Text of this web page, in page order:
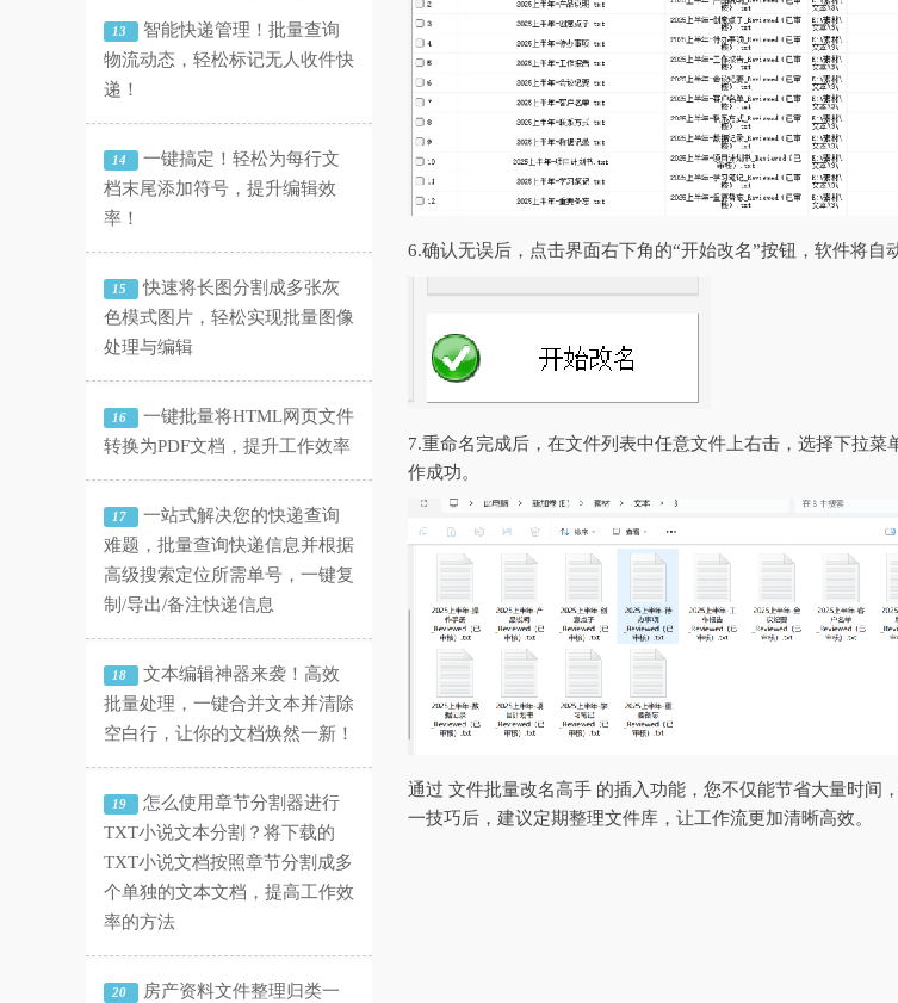
13
智能快递管理！批量查询
物流动态，轻松标记无人收件快
递！
14
一键搞定！轻松为每行文
档末尾添加符号，提升编辑效
率！
15
快速将长图分割成多张灰
色模式图片，轻松实现批量图像
处理与编辑
16
一键批量将HTML网页文件
转换为PDF文档，提升工作效率
17
一站式解决您的快递查询
难题，批量查询快递信息并根据
高级搜索定位所需单号，一键复
制/导出/备注快递信息
18
文本编辑神器来袭！高效
批量处理，一键合并文本并清除
空白行，让你的文档焕然一新！
19
怎么使用章节分割器进行
TXT小说文本分割？将下载的
TXT小说文档按照章节分割成多
个单独的文本文档，提高工作效
率的方法
20 房产资料文件整理归类一
6.确认无误后，点击界面右下角的“开始改名”按钮，软件将自
7.重命名完成后，在文件列表中任意文件上右击，选择下拉
作成功。
通过 文件批量改名高手 的插入功能，您不仅能节省大量时间
一技巧后，建议定期整理文件库，让工作流更加清晰高效。